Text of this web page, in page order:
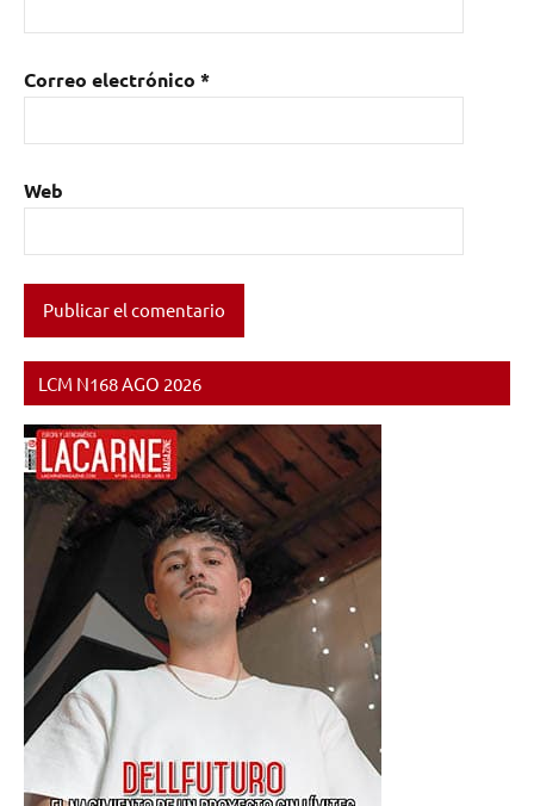
Correo electrónico *
Web
LCM N168 AGO 2026